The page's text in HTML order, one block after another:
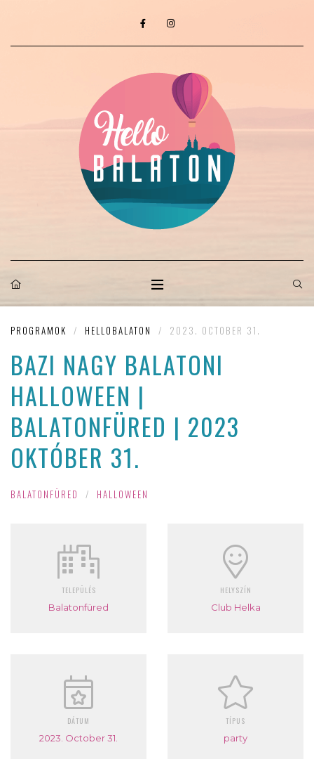
PROGRAMOK / HELLOBALATON / 2023. OCTOBER 31.
BAZI NAGY BALATONI
HALLOWEEN |
BALATONFÜRED | 2023
OKTÓBER 31.
BALATONFÜRED / HALLOWEEN
TELEPÜLÉS
Balatonfüred
HELYSZÍN
Club Helka
DÁTUM
2023. October 31.
TÍPUS
party